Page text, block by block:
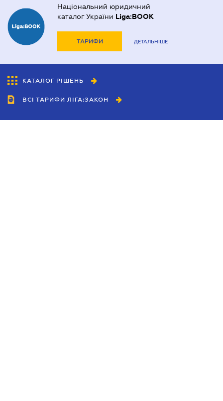
Національний юридичний
каталог України Liga:BOOK
ТАРИФИ ДЕТАЛЬНІШЕ
КАТАЛОГ РІШЕНЬ
ВСІ ТАРИФИ ЛІГА:ЗАКОН